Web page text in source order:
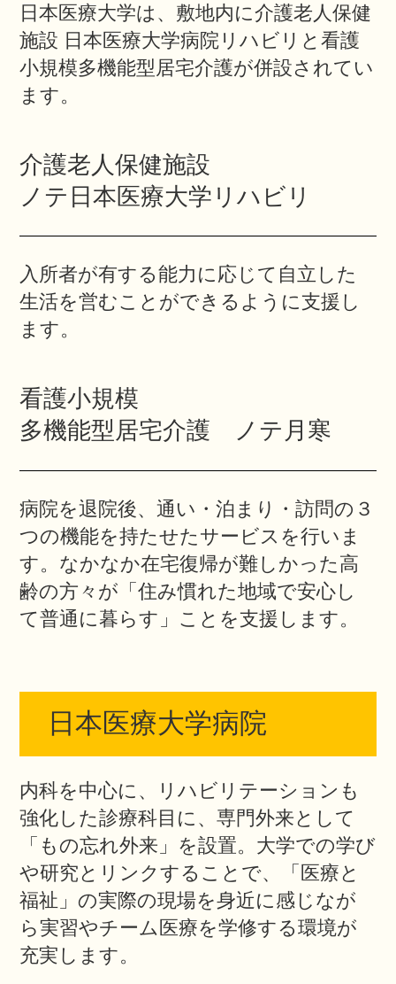
日本医療大学は、敷地内に介護老人保健
施設 日本医療大学病院リハビリと看護
小規模多機能型居宅介護が併設されてい
ます。
介護老人保健施設
ノテ日本医療大学リハビリ
入所者が有する能力に応じて自立した
生活を営むことができるように支援し
ます。
看護小規模
多機能型居宅介護 ノテ月寒
病院を退院後、通い・泊まり・訪問の３
つの機能を持たせたサービスを行いま
す。なかなか在宅復帰が難しかった高
齢の方々が「住み慣れた地域で安心し
て普通に暮らす」ことを支援します。
日本医療大学病院
内科を中心に、リハビリテーションも
強化した診療科目に、専門外来として
「もの忘れ外来」を設置。大学での学び
や研究とリンクすることで、「医療と
福祉」の実際の現場を身近に感じなが
ら実習やチーム医療を学修する環境が
充実します。